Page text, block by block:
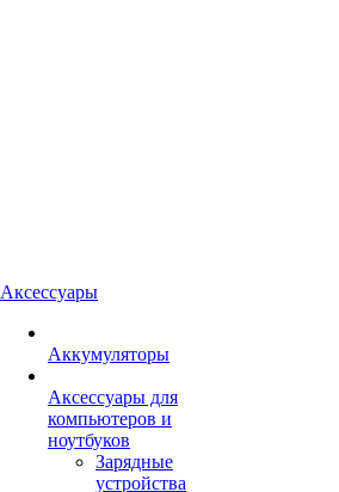
Аксессуары
Аккумуляторы
Аксессуары для
компьютеров и
ноутбуков
Зарядные
устройства